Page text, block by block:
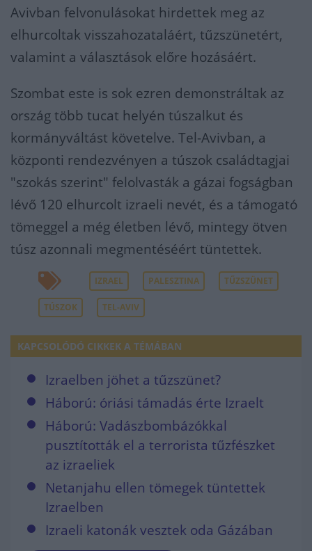
Avivban felvonulásokat hirdettek meg az
elhurcoltak visszahozataláért, tűzszünetért,
valamint a választások előre hozásáért.
Szombat este is sok ezren demonstráltak az
ország több tucat helyén túszalkut és
kormányváltást követelve. Tel-Avivban, a
központi rendezvényen a túszok családtagjai
"szokás szerint" felolvasták a gázai fogságban
lévő 120 elhurcolt izraeli nevét, és a támogató
tömeggel a még életben lévő, mintegy ötven
túsz azonnali megmentéséért tüntettek.
IZRAEL PALESZTINA TŰZSZÜNET
TÚSZOK TEL-AVIV
KAPCSOLÓDÓ CIKKEK A TÉMÁBAN
Izraelben jöhet a tűzszünet?
Háború: óriási támadás érte Izraelt
Háború: Vadászbombázókkal
pusztították el a terrorista tűzfészket
az izraeliek
Netanjahu ellen tömegek tüntettek
Izraelben
Izraeli katonák vesztek oda Gázában